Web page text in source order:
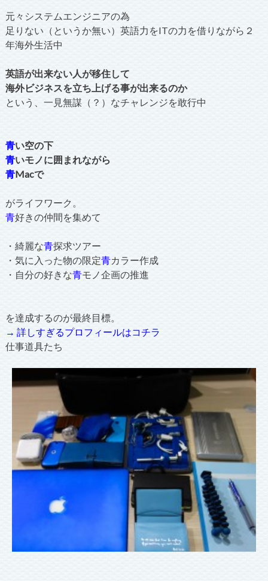
元々システムエンジニアの為
足りない（というか無い）英語力をITの力を借りながら２
年海外生活中
英語が出来ない人が移住して
海外ビジネスを立ち上げる事が出来るのか
という、一見無謀（？）なチャレンジを敢行中
青い空の下
青いモノに囲まれながら
青Macで
がライフワーク。
青好きの仲間を集めて
・綺麗な青探求ツアー
・気に入った物の限定青カラー作成
・自分の好きな青モノ企画の推進
を達成するのが最終目標。
→ 詳しすぎるプロフィールはコチラ
仕事道具たち